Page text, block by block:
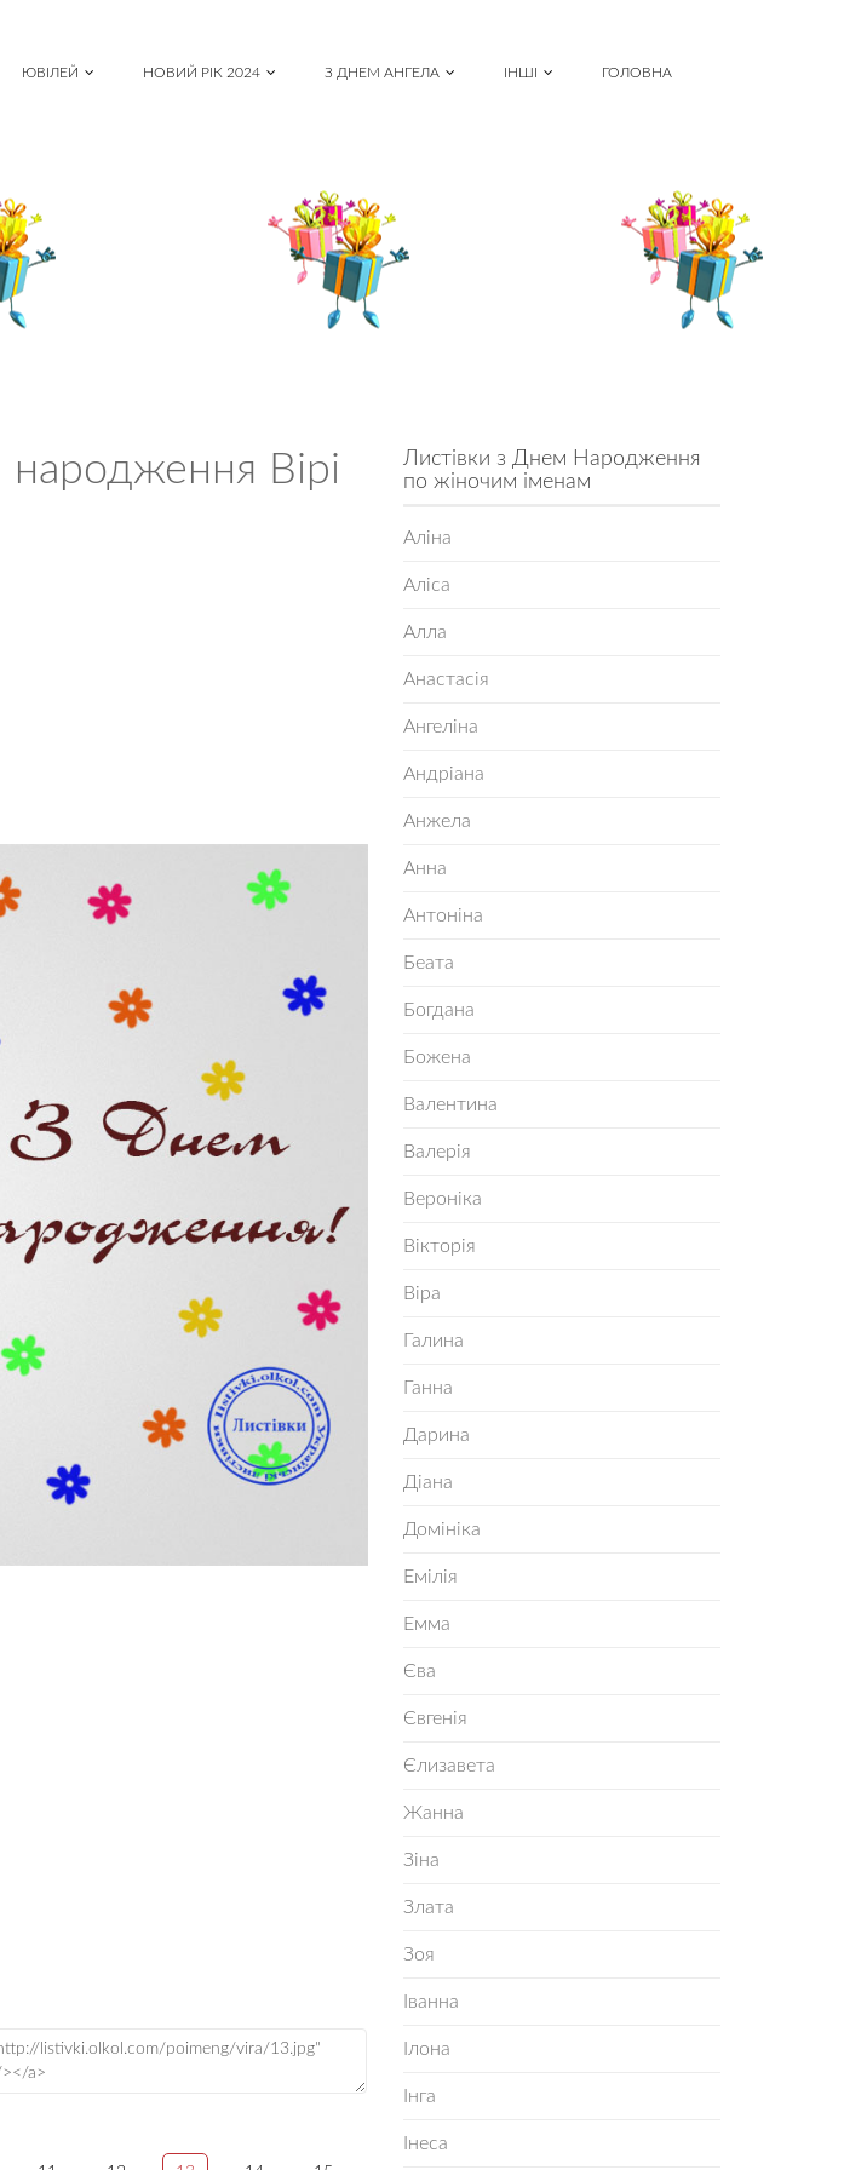
ЮВІЛЕЙ НОВИЙ РІК 2024 З ДНЕМ АНГЕЛА ІНШІ ГОЛОВНА
Вірі
Листівки з Днем Народження
по жіночим іменам
Аліна
Аліса
Алла
Анастасія
Ангеліна
Андріана
Анжела
Анна
Антоніна
Беата
Богдана
Божена
Валентина
Валерія
Вероніка
Вікторія
Віра
Галина
Ганна
Дарина
Діана
Домініка
Емілія
Емма
Єва
Євгенія
Єлизавета
Жанна
Зіна
Злата
Зоя
Іванна
Ілона
Інга
Інеса